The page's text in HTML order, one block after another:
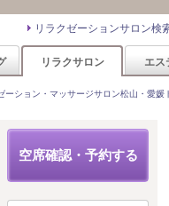
リラクゼーションサロン検
リラクサロン エス
ーション・マッサージサロン松山・愛媛
空席確認・予約する